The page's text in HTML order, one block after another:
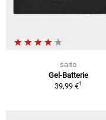
saito
Gel-Batterie
39,99 €1